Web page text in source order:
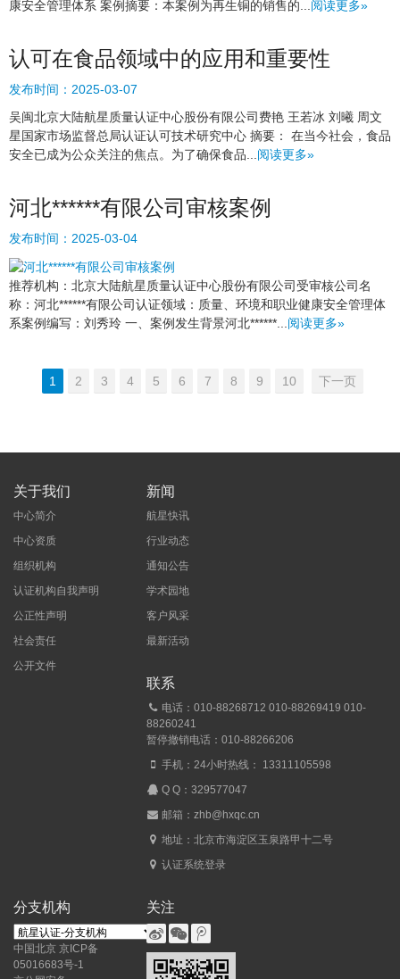
康安全管理体系 案例摘要：本案例为再生铜的销售的... 阅读更多»
认可在食品领域中的应用和重要性
发布时间： 2025-03-07
吴闽北京大陆航星质量认证中心股份有限公司费艳 王若冰 刘曦 周文
星国家市场监督总局认证认可技术研究中心 摘要： 在当今社会，食品
安全已成为公众关注的焦点。为了确保食品... 阅读更多»
河北******有限公司审核案例
发布时间： 2025-03-04
推荐机构：北京大陆航星质量认证中心股份有限公司受审核公司名
称：河北******有限公司认证领域：质量、环境和职业健康安全管理体
系案例编写：刘秀玲 一、案例发生背景河北******... 阅读更多»
1 2 3 4 5 6 7 8 9 10 下一页
关于我们
中心简介
中心资质
组织机构
认证机构自我声明
公正性声明
社会责任
公开文件
新闻
航星快讯
行业动态
通知公告
学术园地
客户风采
最新活动
联系
电话：010-88268712 010-88269419 010-
88260241
暂停撤销电话：010-88266206
手机：24小时热线： 13311105598
Q Q：329577047
邮箱：zhb@hxqc.cn
地址：北京市海淀区玉泉路甲十二号
认证系统登录
分支机构
中国北京 京ICP备
05016683号-1
关注